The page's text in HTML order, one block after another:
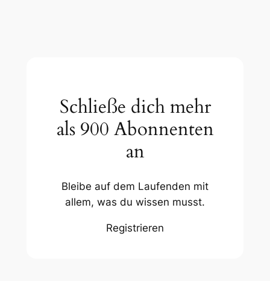
Schließe dich mehr
als 900 Abonnenten
an
Bleibe auf dem Laufenden mit
allem, was du wissen musst.
Registrieren